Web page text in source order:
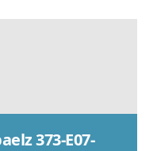
373-E07-